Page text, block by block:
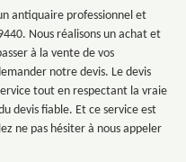
antiquaire professionnel et
Nous réalisons un achat et
à la vente de vos
notre devis. Le devis
tout en respectant la vraie
devis fiable. Et ce service est
ne pas hésiter à nous appeler